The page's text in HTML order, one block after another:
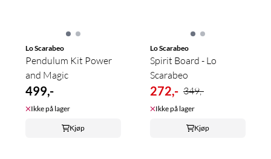
Lo Scarabeo
Pendulum Kit Power
and Magic
499,-
Ikke på lager
Kjøp
Lo Scarabeo
Spirit Board - Lo
Scarabeo
272,- 349,-
Ikke på lager
Kjøp